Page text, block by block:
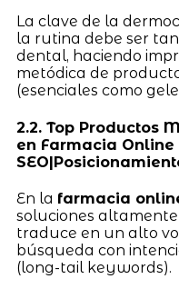
La clave de la
la rutina debe ser
dental, haciendo
metódica de
(esenciales como
2.2. Top Productos
en Farmacia Online
En la farmacia
soluciones
traduce en un alto
búsqueda con
(long-tail keywords).